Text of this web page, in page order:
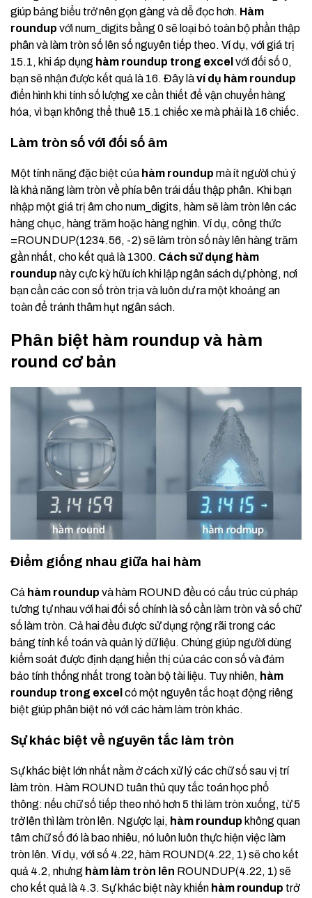
giúp bảng biểu trở nên gọn gàng và dễ đọc hơn. Hàm
roundup với num_digits bằng 0 sẽ loại bỏ toàn bộ phần thập
phân và làm tròn số lên số nguyên tiếp theo. Ví dụ, với giá trị
15.1, khi áp dụng hàm roundup trong excel với đối số 0,
bạn sẽ nhận được kết quả là 16. Đây làví dụ hàm roundup
điển hình khi tính số lượng xe cần thiết để vận chuyển hàng
hóa, vì bạn không thể thuê 15.1 chiếc xe mà phải là 16 chiếc.
Làm tròn số với đối số âm
Một tính năng đặc biệt của hàm roundup mà ít người chú ý
là khả năng làm tròn về phía bên trái dấu thập phân. Khi bạn
nhập một giá trị âm cho num_digits, hàm sẽ làm tròn lên các
hàng chục, hàng trăm hoặc hàng nghìn. Ví dụ, công thức
=ROUNDUP(1234.56, -2) sẽ làm tròn số này lên hàng trăm
gần nhất, cho kết quả là 1300. Cách sử dụng hàm
roundup này cực kỳ hữu ích khi lập ngân sách dự phòng, nơi
bạn cần các con số tròn trịa và luôn dư ra một khoảng an
toàn để tránh thâm hụt ngân sách.
Phân biệt hàm roundup và hàm
round cơ bản
Điểm giống nhau giữa hai hàm
Cả hàm roundup và hàm ROUND đều có cấu trúc cú pháp
tương tự nhau với hai đối số chính là số cần làm tròn và số chữ
số làm tròn. Cả hai đều được sử dụng rộng rãi trong các
bảng tính kế toán và quản lý dữ liệu. Chúng giúp người dùng
kiểm soát được định dạng hiển thị của các con số và đảm
bảo tính thống nhất trong toàn bộ tài liệu. Tuy nhiên, hàm
roundup trong excel có một nguyên tắc hoạt động riêng
biệt giúp phân biệt nó với các hàm làm tròn khác.
Sự khác biệt về nguyên tắc làm tròn
Sự khác biệt lớn nhất nằm ở cách xử lý các chữ số sau vị trí
làm tròn. Hàm ROUND tuân thủ quy tắc toán học phổ
thông: nếu chữ số tiếp theo nhỏ hơn 5 thì làm tròn xuống, từ 5
trở lên thì làm tròn lên. Ngược lại, hàm roundup không quan
tâm chữ số đó là bao nhiêu, nó luôn luôn thực hiện việc làm
tròn lên. Ví dụ, với số 4.22, hàm ROUND(4.22, 1) sẽ cho kết
quả 4.2, nhưng hàm làm tròn lên ROUNDUP(4.22, 1) sẽ
cho kết quả là 4.3. Sự khác biệt này khiến hàm roundup trở